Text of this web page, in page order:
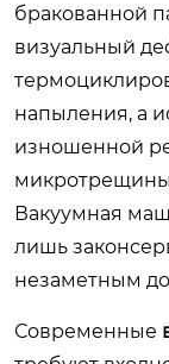
бракованной
визуальный
напыления, а
изношенной
микротрещины
Вакуумная
лишь
незаметным
Современные